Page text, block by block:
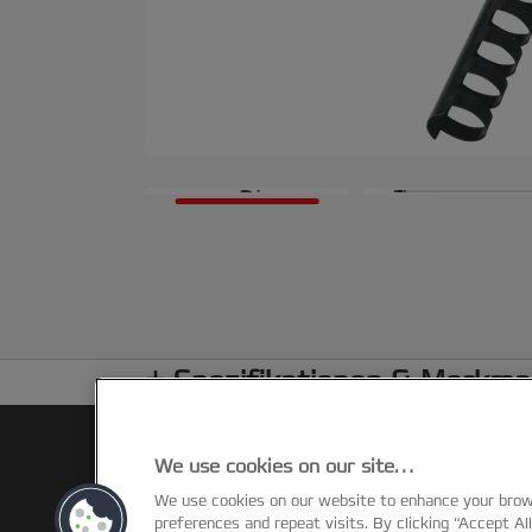
Spezifikationen &
We use cookies on our site…
We use cookies on our website to enhance your
preferences and repeat visits. By clicking “Accept